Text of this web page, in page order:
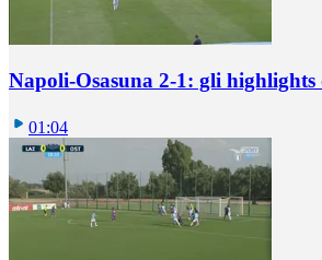
Napoli-Osasuna 2-1: gli highlights
01:04